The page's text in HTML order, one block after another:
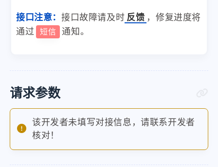
接口注意： 接口故障请及时 反馈 ，修复进度将
通过
短信 通知。
请求参数
该开发者未填写对接信息，请联系开发者
核对！